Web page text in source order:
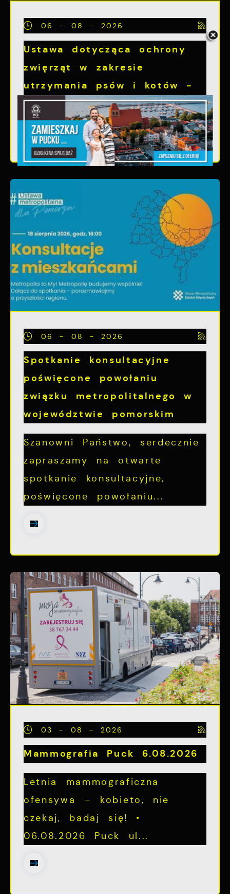
06 - 08 - 2026
Ustawa dotycząca ochrony
zwięrząt w zakresie
utrzymania psów i kotów -
zmiany w przepisach.
06 - 08 - 2026
Spotkanie konsultacyjne
poświęcone powołaniu
związku metropolitalnego w
województwie pomorskim
Szanowni Państwo, serdecznie
zapraszamy na otwarte
spotkanie konsultacyjne,
poświęcone powołaniu...
03 - 08 - 2026
Mammografia Puck 6.08.2026
Letnia mammograficzna
ofensywa – kobieto, nie
czekaj, badaj się! •
06.08.2026 Puck ul...